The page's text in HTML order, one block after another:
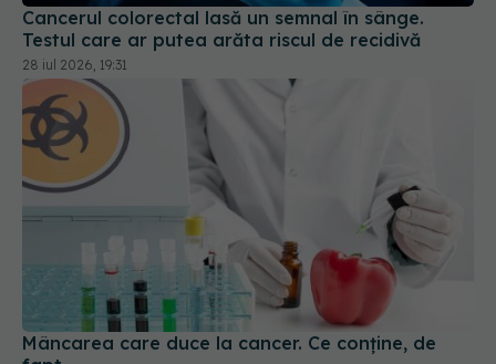
Mâncarea care duce la cancer. Ce conține, de
fapt
12 ian 2026, 14:50